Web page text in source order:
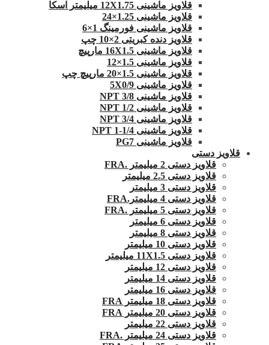
قلاویز ماشینی 12X1.75 میلیمتر اسکا
قلاویز ماشینی 1.25×24
قلاویز ماشینی فورمینگ 1×6
قلاویز دنده کبریتی 2×10 چپ
قلاویز ماشینی 16X1.5 مارپیچ
قلاویز ماشینی 1.5×12
قلاویز ماشینی 1.5×20 مارپیچ چپ
قلاویز ماشینی 5X0/9
قلاویز ماشینی 3/8 NPT
قلاویز ماشینی 1/2 NPT
قلاویز ماشینی 3/4 NPT
قلاویز ماشینی 1/4-1 NPT
قلاویز ماشینی PG7
قلاویز دستی
قلاویز دستی 2 میلیمتر .FRA
قلاویز دستی 2.5 میلیمتر
قلاویز دستی 3 میلیمتر
قلاویز دستی 4 میلیمتر.FRA
قلاویز دستی 5 میلیمتر .FRA
قلاویز دستی 6 میلیمتر
قلاویز دستی 8 میلیمتر
قلاویز دستی 10 میلیمتر
قلاویز دستی 11X1.5 میلیمتر
قلاویز دستی 12 میلیمتر
قلاویز دستی 14 میلیمتر
قلاویز دستی 16 میلیمتر
قلاویز دستی 18 میلیمتر FRA
قلاویز دستی 20 میلیمتر FRA
قلاویز دستی 22 میلیمتر
قلاویز دستی 24 میلیمتر .FRA